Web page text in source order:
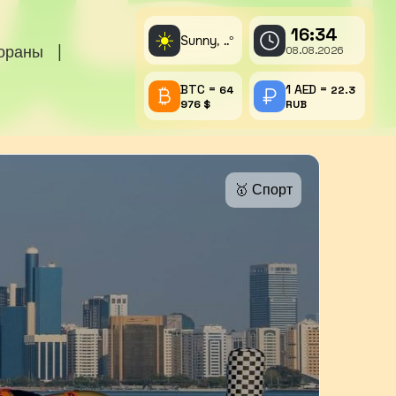
☀️ Sunny, ..° 16:34
08.08.2026
BTC = 64
976 $
1 AED = 22.3
RUB
🥇 Спорт